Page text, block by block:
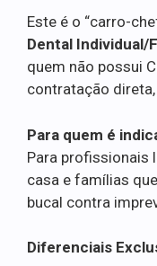
Este é o “carro-
Dental Individual/
quem não possui
contratação
Para quem é
Para profissionais
casa e famílias
bucal contra
Diferenciais